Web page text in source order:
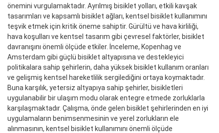
önemini vurgulamaktadır. Ayrılmış bisiklet yolları, etkili kavşak
tasarımları ve kapsamlı bisiklet ağları, kentsel bisiklet kullanımını
teşvik etmek için kritik öneme sahiptir. Gürültü ve hava kirliliği,
hava koşulları ve kentsel tasarım gibi çevresel faktörler, bisiklet
davranışını önemli ölçüde etkiler. İnceleme, Kopenhag ve
Amsterdam gibi güçlü bisiklet altyapısına ve destekleyici
politikalara sahip şehirlerin, daha yüksek bisiklet kullanım oranları
ve gelişmiş kentsel hareketlilik sergilediğini ortaya koymaktadır.
Buna karşılık, yetersiz altyapıya sahip şehirler, bisikletleri
uygulanabilir bir ulaşım modu olarak entegre etmede zorluklarla
karşılaşmaktadır. Çalışma, önde gelen bisiklet şehirlerinden en iyi
uygulamaların benimsenmesinin ve yerel zorlukların ele
alınmasının, kentsel bisiklet kullanımını önemli ölçüde